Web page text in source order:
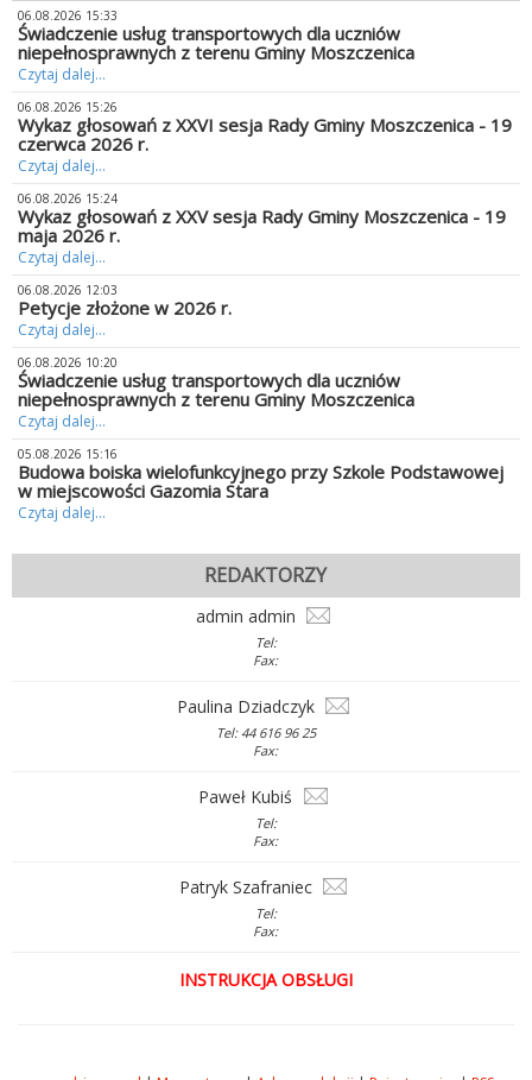
06.08.2026 15:33
Świadczenie usług transportowych dla uczniów
niepełnosprawnych z terenu Gminy Moszczenica
Czytaj dalej...
06.08.2026 15:26
Wykaz głosowań z XXVI sesja Rady Gminy Moszczenica - 19
czerwca 2026 r.
Czytaj dalej...
06.08.2026 15:24
Wykaz głosowań z XXV sesja Rady Gminy Moszczenica - 19
maja 2026 r.
Czytaj dalej...
06.08.2026 12:03
Petycje złożone w 2026 r.
Czytaj dalej...
06.08.2026 10:20
Świadczenie usług transportowych dla uczniów
niepełnosprawnych z terenu Gminy Moszczenica
Czytaj dalej...
05.08.2026 15:16
Budowa boiska wielofunkcyjnego przy Szkole Podstawowej
w miejscowości Gazomia Stara
Czytaj dalej...
REDAKTORZY
admin admin
Tel:
Fax:
Paulina Dziadczyk
Tel: 44 616 96 25
Fax:
Paweł Kubiś
Tel:
Fax:
Patryk Szafraniec
Tel:
Fax:
INSTRUKCJA OBSŁUGI